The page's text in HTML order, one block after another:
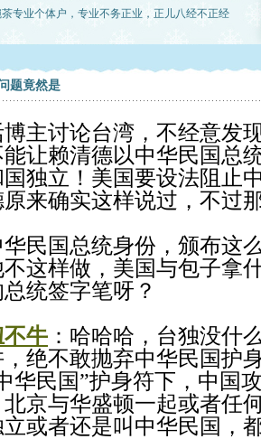
茶专业个体户，专业不务正业，正儿八经不正经
题竟然是
主讨论台湾，不经意发
让赖清德以中华民国总
独立！美国要设法阻止
来确实这样说过，不过
民国总统身份，颁布这
这样做，美国与包子拿
统签字笔呀？
不牛 ：哈哈哈，台独没什
绝不敢抛弃中华民国护
华民国”护身符下，中国
京与华盛顿一起或者任
或者还是叫中华民国，